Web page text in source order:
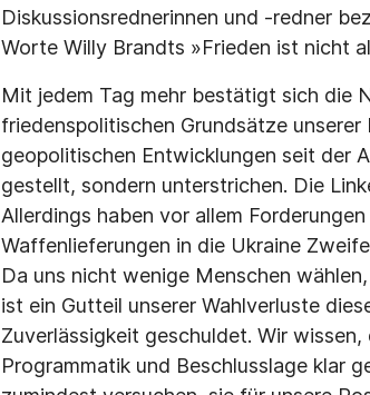
Diskussionsrednerinnen und -redner
Worte Willy Brandts »Frieden ist nicht
Mit jedem Tag mehr bestätigt sich die
friedenspolitischen Grundsätze
geopolitischen Entwicklungen seit der
gestellt, sondern unterstrichen. Die
Allerdings haben vor allem
Waffenlieferungen in die Ukraine
Da uns nicht wenige Menschen
ist ein Gutteil unserer Wahlverluste
Zuverlässigkeit geschuldet. Wir
Programmatik und Beschlusslage klar